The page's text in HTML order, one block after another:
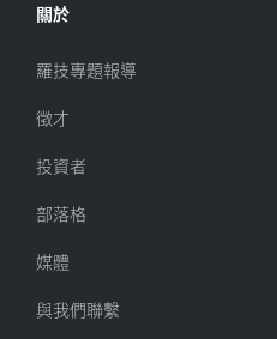
關於
羅技專題報導
徵才
投資者
部落格
媒體
與我們聯繫